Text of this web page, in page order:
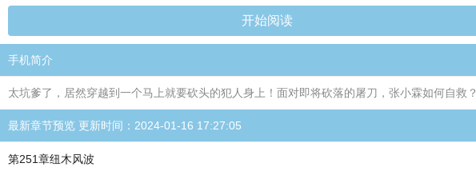
开始阅读
手机简介
太坑爹了，居然穿越到一个马上就要砍头的犯人身上！面对即将砍落的屠刀，张小霖如何自救？
最新章节预览 更新时间：2024-01-16 17:27:05
第251章纽木风波